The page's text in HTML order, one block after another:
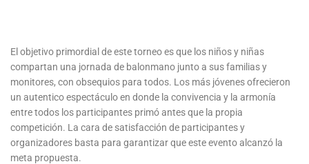
El objetivo primordial de este torneo es que los niños y niñas
compartan una jornada de balonmano junto a sus familias y
monitores, con obsequios para todos. Los más jóvenes ofrecieron
un autentico espectáculo en donde la convivencia y la armonía
entre todos los participantes primó antes que la propia
competición. La cara de satisfacción de participantes y
organizadores basta para garantizar que este evento alcanzó la
meta propuesta.